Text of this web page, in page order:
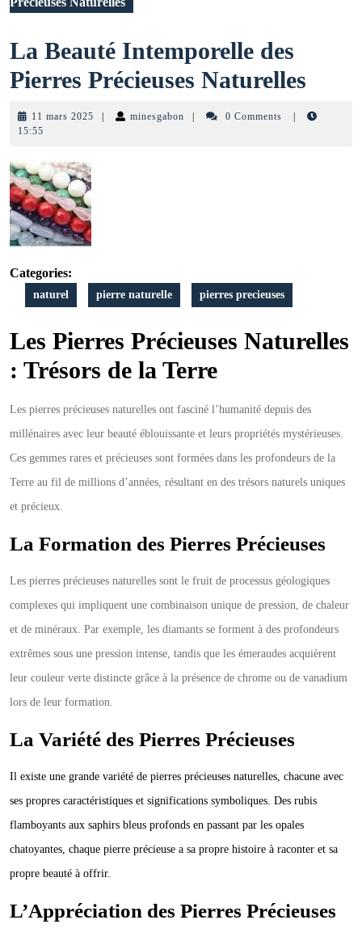
La Beauté Intemporelle des
Pierres Précieuses Naturelles
11 mars 2025 11
minesgabon minesgabon0 Comments
15:55
Categories:
naturel pierre naturelle pierres precieuses
Les Pierres Précieuses Naturelles
: Trésors de la Terre
Les pierres précieuses naturelles ont fasciné l’humanité depuis des
millénaires avec leur beauté éblouissante et leurs propriétés mystérieuses.
Ces gemmes rares et précieuses sont formées dans les profondeurs de la
Terre au fil de millions d’années, résultant en des trésors naturels uniques
et précieux.
La Formation des Pierres Précieuses
Les pierres précieuses naturelles sont le fruit de processus géologiques
complexes qui impliquent une combinaison unique de pression, de chaleur
et de minéraux. Par exemple, les diamants se forment à des profondeurs
extrêmes sous une pression intense, tandis que les émeraudes acquièrent
leur couleur verte distincte grâce à la présence de chrome ou de vanadium
lors de leur formation.
La Variété des Pierres Précieuses
Il existe une grande variété de pierres précieuses naturelles, chacune avec
ses propres caractéristiques et significations symboliques. Des rubis
flamboyants aux saphirs bleus profonds en passant par les opales
chatoyantes, chaque pierre précieuse a sa propre histoire à raconter et sa
propre beauté à offrir.
L’Appréciation des Pierres Précieuses